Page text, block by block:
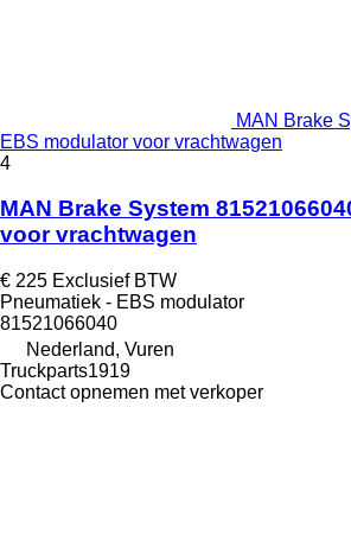
MAN Brake
EBS modulator voor vrachtwagen
4
MAN Brake System
voor vrachtwagen
€ 225 Exclusief BTW
Pneumatiek - EBS modulator
81521066040
Nederland, Vuren
Truckparts1919
Contact opnemen met verkoper